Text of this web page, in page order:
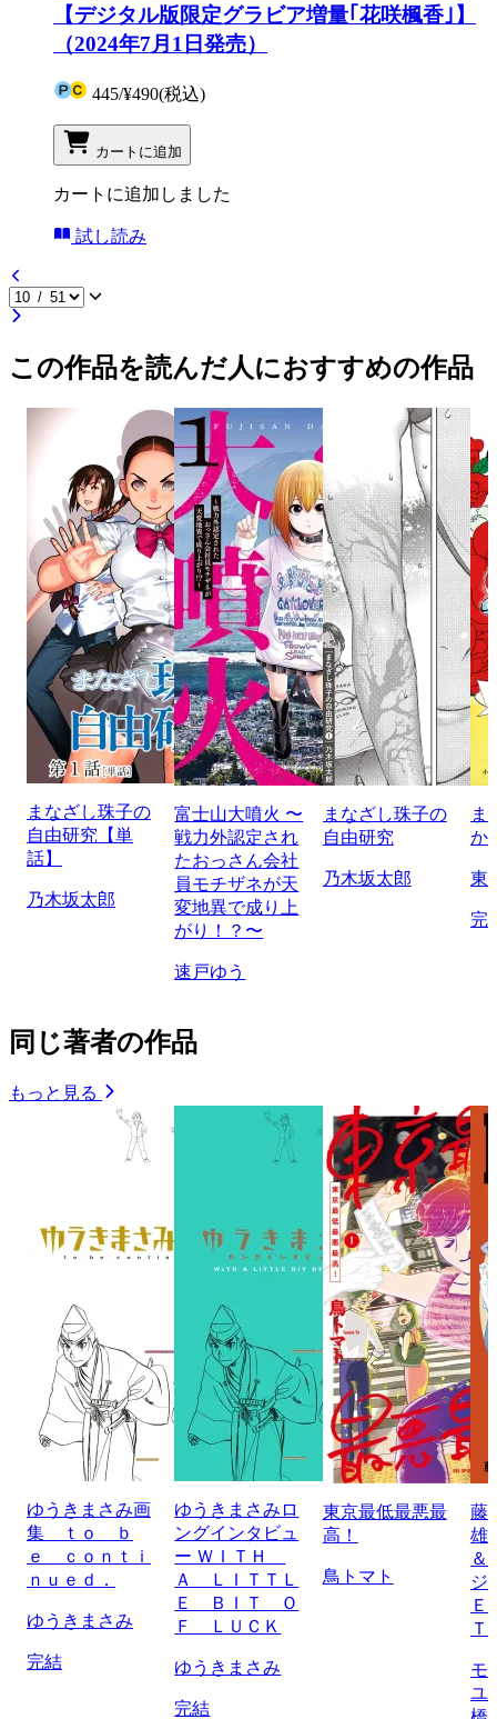
【デジタル版限定グラビア増量｢花咲楓香｣】
（2024年7月1日発売）
445/¥490(税込)
カートに追加
カートに追加しました
試し読み
この作品を読んだ人におすすめの作品
まなざし珠子の
自由研究【単
話】
乃木坂太郎
富士山大噴火 〜
戦力外認定され
たおっさん会社
員モチザネが天
変地異で成り上
がり！？〜
速戸ゆう
まなざし珠子の
自由研究
乃木坂太郎
ま
か
東
完
同じ著者の作品
もっと見る
ゆうきまさみ画
集 ｔｏ ｂ
ｅ ｃｏｎｔｉ
ｎｕｅｄ．
ゆうきまさみ
完結
ゆうきまさみロ
ングインタビュ
ー ＷＩＴＨ
Ａ ＬＩＴＴＬ
Ｅ ＢＩＴ Ｏ
Ｆ ＬＵＣＫ
ゆうきまさみ
完結
東京最低最悪最
高！
鳥トマト
藤
雄
＆
Ｔ
モ
ユ